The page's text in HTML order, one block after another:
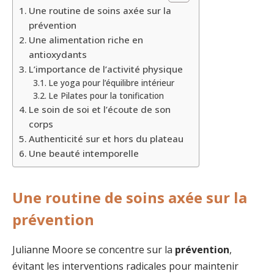
Une routine de soins axée sur la
prévention
Une alimentation riche en
antioxydants
L’importance de l’activité physique
Le yoga pour l’équilibre intérieur
Le Pilates pour la tonification
Le soin de soi et l’écoute de son
corps
Authenticité sur et hors du plateau
Une beauté intemporelle
Une routine de soins axée sur la
prévention
Julianne Moore se concentre sur la prévention,
évitant les interventions radicales pour maintenir